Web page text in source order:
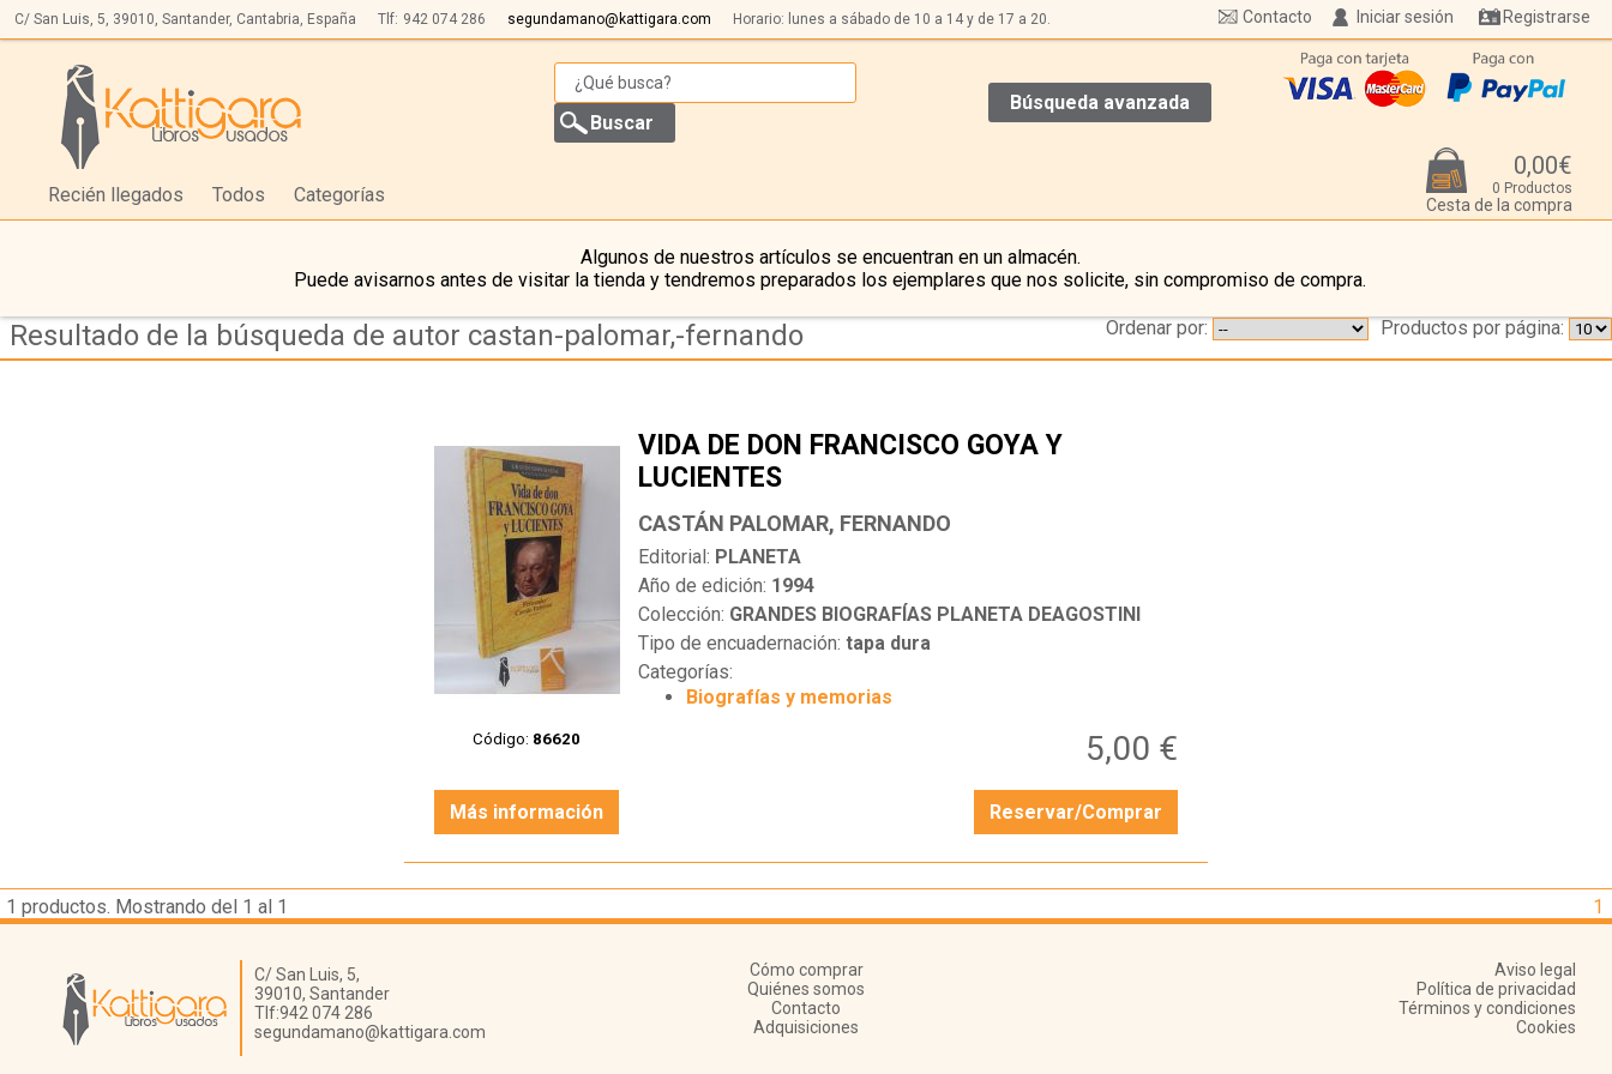
C/ San Luis, 5, 39010, Santander, Cantabria, España Tlf: 942 074 286 segundamano@kattigara.com Horario: lunes a sábado de 10 a 14 y de 17 a 20. Iniciar sesión Registrarse
Contacto
Búsqueda avanzada
Recién llegados Todos Categorías
0,00€
0 Productos
Cesta de la compra
Algunos de nuestros artículos se encuentran en un almacén.
Puede avisarnos antes de visitar la tienda y tendremos preparados los ejemplares que nos solicite, sin compromiso de compra.
Resultado de la búsqueda de autor castan-palomar,-fernando Productos por página:
Ordenar por:
Código: 86620
VIDA DE DON FRANCISCO GOYA Y
LUCIENTES
CASTÁN PALOMAR, FERNANDO
Editorial: PLANETA
Año de edición: 1994
Colección: GRANDES BIOGRAFÍAS PLANETA DEAGOSTINI
Tipo de encuadernación: tapa dura
Categorías:
Biografías y memorias
5,00 €
Más información Reservar/Comprar
1 productos. Mostrando del 1 al 1 1
Librería Kattigara
C/ San Luis, 5,
39010, Santander
Tlf:942 074 286
segundamano@kattigara.com
Cómo comprar
Quiénes somos
Contacto
Adquisiciones
Aviso legal
Política de privacidad
Términos y condiciones
Cookies